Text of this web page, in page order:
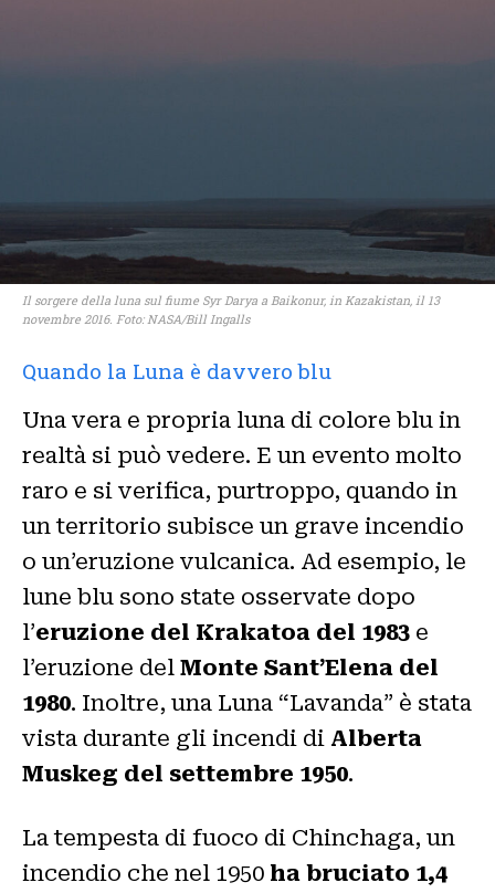
Il sorgere della luna sul fiume Syr Darya a Baikonur, in Kazakistan, il 13
novembre 2016. Foto: NASA/Bill Ingalls
Quando la Luna è davvero blu
Una vera e propria luna di colore blu in
realtà si può vedere. E un evento molto
raro e si verifica, purtroppo, quando in
un territorio subisce un grave incendio
o un’eruzione vulcanica. Ad esempio, le
lune blu sono state osservate dopo
l’eruzione del Krakatoa del 1983 e
l’eruzione del Monte Sant’Elena del
1980. Inoltre, una Luna “Lavanda” è stata
vista durante gli incendi di Alberta
Muskeg del settembre 1950.
La tempesta di fuoco di Chinchaga, un
incendio che nel 1950 ha bruciato 1,4